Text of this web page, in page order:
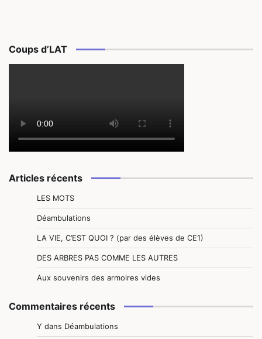
Coups d’LAT
Articles récents
LES MOTS
Déambulations
LA VIE, C’EST QUOI ? (par des élèves de CE1)
DES ARBRES PAS COMME LES AUTRES
Aux souvenirs des armoires vides
Commentaires récents
Y dans Déambulations